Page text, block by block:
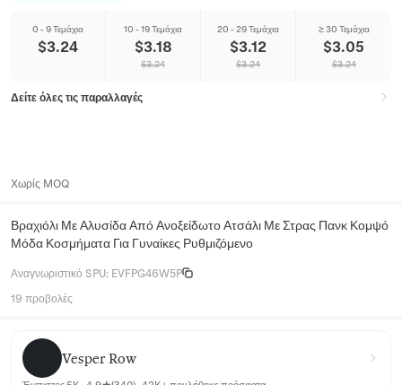
0 - 9 Τεμάχια
$3.24
10 - 19 Τεμάχια
$3.18
$3.24
20 - 29 Τεμάχια
$3.12
$3.24
≥ 30 Τεμάχια
$3.05
$3.24
Δείτε όλες τις παραλλαγές
Χωρίς MOQ
Βραχιόλι Με Αλυσίδα Από Ανοξείδωτο Ατσάλι Με Στρας Πανκ Κομψό
Μόδα Κοσμήματα Για Γυναίκες Ρυθμιζόμενο
Αναγνωριστικό SPU: EVFPG46W5P
19 προβολές
Vesper Row
Vesper Row